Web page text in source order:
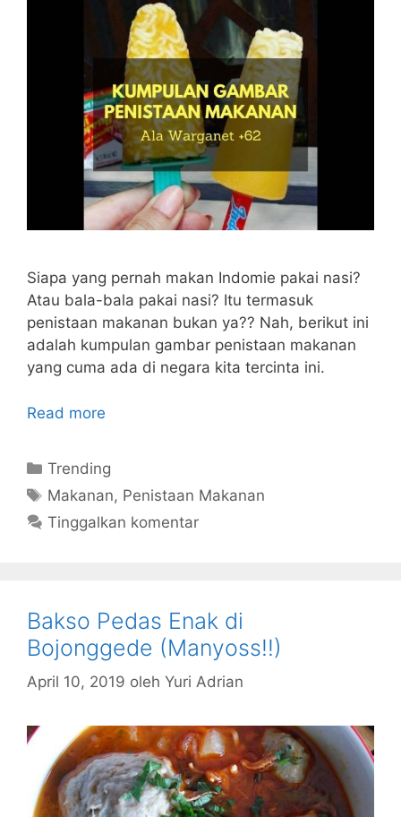
Siapa yang pernah makan Indomie pakai nasi?
Atau bala-bala pakai nasi? Itu termasuk
penistaan makanan bukan ya?? Nah, berikut ini
adalah kumpulan gambar penistaan makanan
yang cuma ada di negara kita tercinta ini.
Read more
Kategori
Trending
Tag
Makanan, Penistaan Makanan
Tinggalkan komentar
Bakso Pedas Enak di
Bojonggede (Manyoss!!)
April 10, 2019 oleh Yuri Adrian